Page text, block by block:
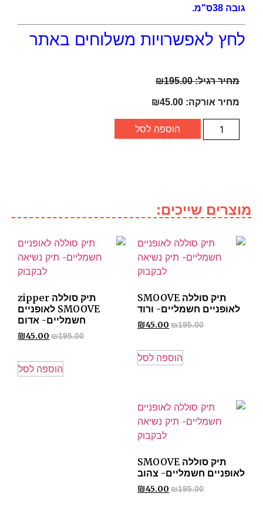
גובה 38ס"מ.
לחץ לאפשרויות משלוחים באתר
מחיר רגיל: ₪195.00
מחיר אורקה: ₪45.00
הוספה לסל
מוצרים שייכים:
תיק סוללה SMOOVE
לאופניים חשמליים- ורוד
₪195.00
₪45.00
הוספה לסל
תיק סוללה zipper
SMOOVE לאופניים
חשמליים- אדום
₪195.00
₪45.00
הוספה לסל
תיק סוללה SMOOVE
לאופניים חשמליים- צהוב
₪195.00
₪45.00